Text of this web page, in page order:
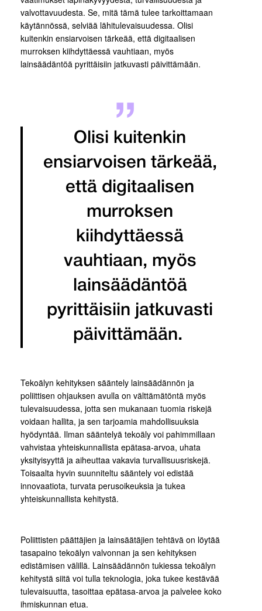
valvottavuudesta. Se, mitä tämä tulee tarkoittamaan
käytännössä, selviää lähitulevaisuudessa. Olisi
kuitenkin ensiarvoisen tärkeää, että digitaalisen
murroksen kiihdyttäessä vauhtiaan, myös
lainsäädäntöä pyrittäisiin jatkuvasti päivittämään.
Olisi kuitenkin
ensiarvoisen tärkeää,
että digitaalisen
murroksen
kiihdyttäessä
vauhtiaan, myös
lainsäädäntöä
pyrittäisiin jatkuvasti
päivittämään.
Tekoälyn kehityksen sääntely lainsäädännön ja
poliittisen ohjauksen avulla on välttämätöntä myös
tulevaisuudessa, jotta sen mukanaan tuomia riskejä
voidaan hallita, ja sen tarjoamia mahdollisuuksia
hyödyntää. Ilman sääntelyä tekoäly voi pahimmillaan
vahvistaa yhteiskunnallista epätasa-arvoa, uhata
yksityisyyttä ja aiheuttaa vakavia turvallisuusriskejä.
Toisaalta hyvin suunniteltu sääntely voi edistää
innovaatiota, turvata perusoikeuksia ja tukea
yhteiskunnallista kehitystä.
Poliittisten päättäjien ja lainsäätäjien tehtävä on löytää
tasapaino tekoälyn valvonnan ja sen kehityksen
edistämisen välillä. Lainsäädännön tukiessa tekoälyn
kehitystä siitä voi tulla teknologia, joka tukee kestävää
tulevaisuutta, tasoittaa epätasa-arvoa ja palvelee koko
ihmiskunnan etua.